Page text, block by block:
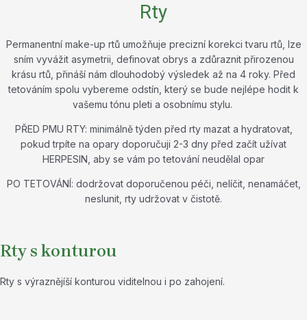
Rty
Permanentní make-up rtů umožňuje precizní korekci tvaru rtů, lze
sním vyvážit asymetrii, definovat obrys a zdůraznit přirozenou
krásu rtů, přináší nám dlouhodobý výsledek až na 4 roky. Před
tetováním spolu vybereme odstín, který se bude nejlépe hodit k
vašemu tónu pleti a osobnímu stylu.
PŘED PMU RTY: minimálně týden před rty mazat a hydratovat,
pokud trpíte na opary doporučuji 2-3 dny před začít užívat
HERPESIN, aby se vám po tetování neudělal opar
PO TETOVÁNÍ: dodržovat doporučenou péči, nelíčit, nenamáčet,
neslunit, rty udržovat v čistotě.
Rty s konturou
Rty s výraznějíší konturou viditelnou i po zahojení.